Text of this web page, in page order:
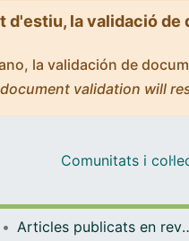
d'estiu, la validació
la validación de
validation will
Comunitats i
Articles